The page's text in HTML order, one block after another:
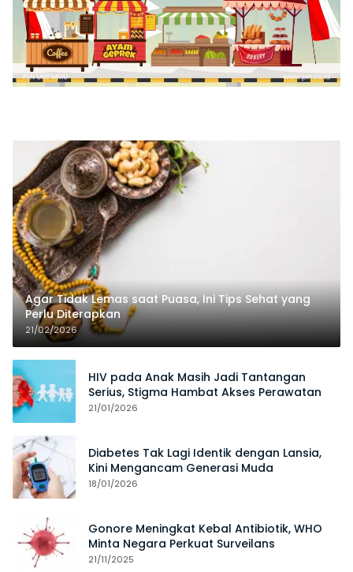
Agar Tidak Lemas saat Puasa, Ini Tips Sehat yang
Perlu Diterapkan
21/02/2026
HIV pada Anak Masih Jadi Tantangan
Serius, Stigma Hambat Akses Perawatan
21/01/2026
Diabetes Tak Lagi Identik dengan Lansia,
Kini Mengancam Generasi Muda
18/01/2026
Gonore Meningkat Kebal Antibiotik, WHO
Minta Negara Perkuat Surveilans
21/11/2025